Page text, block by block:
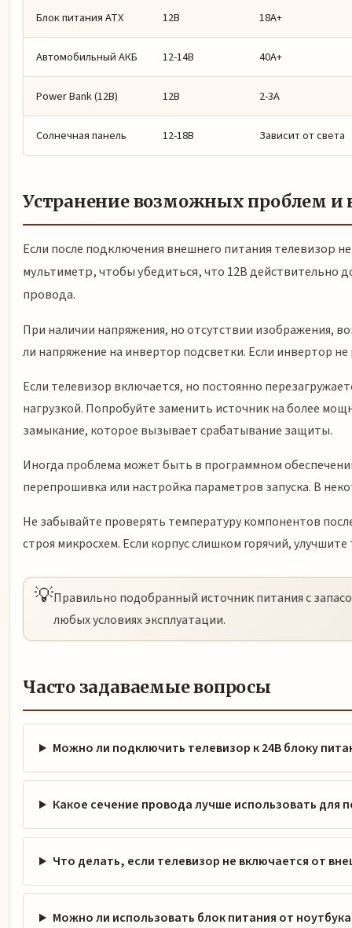
Блок питания ATX 12В 18А+
Автомобильный АКБ 12-14В 40А+
Power Bank (12В) 12В 2-3А
Солнечная панель 12-18В Зависит от света
Устранение возможных проблем и
Если после подключения внешнего питания телевизор
мультиметр, чтобы убедиться, что 12В действительно
провода.
При наличии напряжения, но отсутствии изображения,
ли напряжение на инвертор подсветки. Если инвертор
Если телевизор включается, но постоянно
нагрузкой. Попробуйте заменить источник на более
замыкание, которое вызывает срабатывание защиты.
Иногда проблема может быть в программном
перепрошивка или настройка параметров запуска. В
Не забывайте проверять температуру компонентов
строя микросхем. Если корпус слишком горячий,
💡Правильно подобранный источник питания с
любых условиях эксплуатации.
Часто задаваемые вопросы
Можно ли подключить телевизор к 24В блоку
Какое сечение провода лучше использовать для
Что делать, если телевизор не включается от
Можно ли использовать блок питания от